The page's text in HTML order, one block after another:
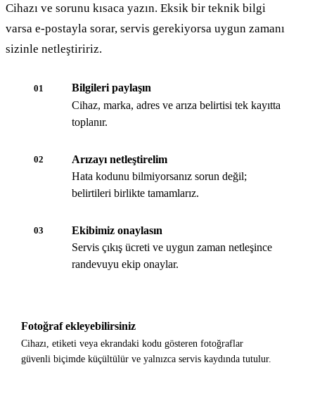
Cihazı ve sorunu kısaca yazın. Eksik bir teknik bilgi
varsa e-postayla sorar, servis gerekiyorsa uygun zamanı
sizinle netleştiririz.
01
Bilgileri paylaşın
Cihaz, marka, adres ve arıza belirtisi tek kayıtta
toplanır.
02
Arızayı netleştirelim
Hata kodunu bilmiyorsanız sorun değil;
belirtileri birlikte tamamlarız.
03
Ekibimiz onaylasın
Servis çıkış ücreti ve uygun zaman netleşince
randevuyu ekip onaylar.
Fotoğraf ekleyebilirsiniz
Cihazı, etiketi veya ekrandaki kodu gösteren fotoğraflar
güvenli biçimde küçültülür ve yalnızca servis kaydında tutulur.